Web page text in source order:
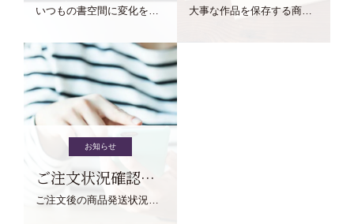
いつもの書空間に変化を与えてくれる、見ているだけで愉しくなる金属工芸品の文鎮をご紹介します。 大事な作品を保存する商品を取りまとめてご紹介ます。
お知らせ
ご注文状況確認について
ご注文後の商品発送状況については、こちらからご確認くださいませ。